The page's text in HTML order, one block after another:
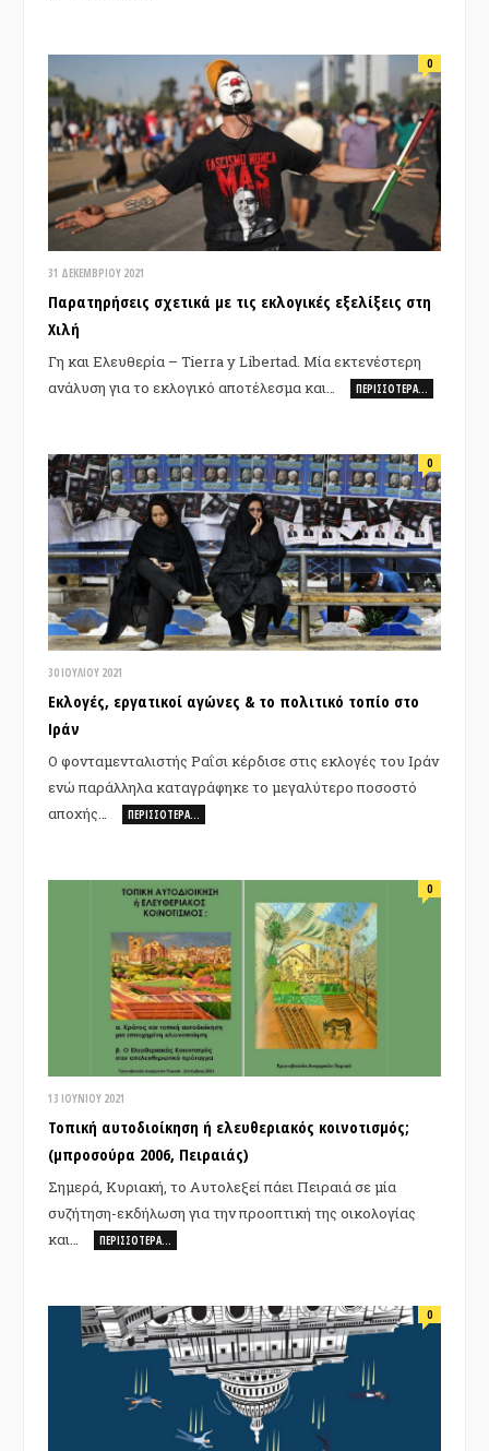
31 ΔΕΚΕΜΒΡΊΟΥ 2021
0
Παρατηρήσεις σχετικά με τις εκλογικές εξελίξεις στη
Χιλή
Γη και Ελευθερία – Tierra y Libertad. Μία εκτενέστερη
ανάλυση για το εκλογικό αποτέλεσμα και…
ΠΕΡΙΣΣΌΤΕΡΑ…
30 ΙΟΥΛΊΟΥ 2021
0
Εκλογές, εργατικοί αγώνες & το πολιτικό τοπίο στο
Ιράν
Ο φονταμενταλιστής Ραΐσι κέρδισε στις εκλογές του Ιράν
ενώ παράλληλα καταγράφηκε το μεγαλύτερο ποσοστό
αποχής…
ΠΕΡΙΣΣΌΤΕΡΑ…
13 ΙΟΥΝΊΟΥ 2021
0
Τοπική αυτοδιοίκηση ή ελευθεριακός κοινοτισμός;
(μπροσούρα 2006, Πειραιάς)
Σημερά, Κυριακή, το Αυτολεξεί πάει Πειραιά σε μία
συζήτηση-εκδήλωση για την προοπτική της οικολογίας
και…
ΠΕΡΙΣΣΌΤΕΡΑ…
0